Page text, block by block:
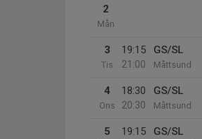
2
Mån
3
Tis
19:15
21:00
GS/SL
Måttsund
4
Ons
18:30
20:30
GS/SL
Måttsund
5
19:15
GS/SL